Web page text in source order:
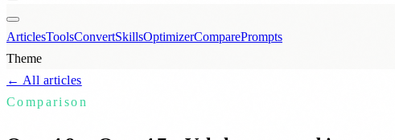
ArticlesToolsConvertSkillsOptimizerComparePrompts
Theme
← All articles
Comparison